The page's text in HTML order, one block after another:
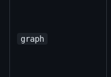
graph